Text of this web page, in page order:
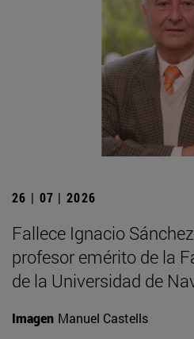
26 | 07 | 2026
Fallece Ignacio
profesor emérito de la
de la Universidad de
Imagen Manuel Castells